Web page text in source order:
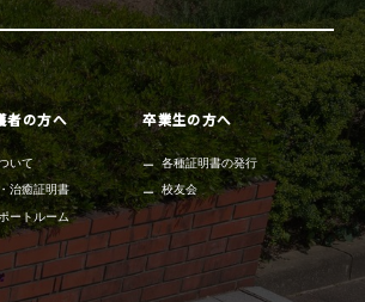
者の方へ
いて
治癒証明書
ートルーム
卒業生の方へ
各種証明書の発行
校友会